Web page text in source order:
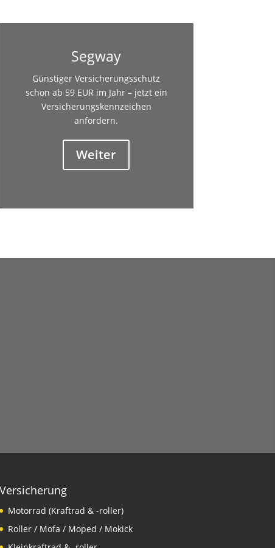
Segway
Günstiger Versicherungsschutz
schon ab 59 EUR im Jahr – jetzt ein
Versicherungskennzeichen
anfordern.
Weiter
Versicherung
Motorrad (Kraftrad & -roller)
Roller / Mofa / Moped / Mokick